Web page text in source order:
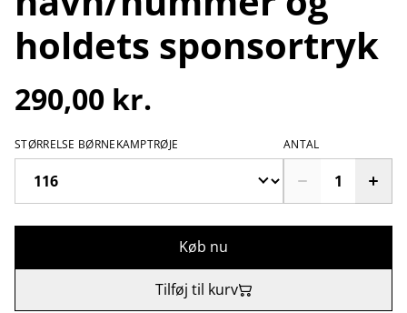
holdets sponsortryk
290,00 kr.
STØRRELSE BØRNEKAMPTRØJE ANTAL
Køb nu
Tilføj til kurv